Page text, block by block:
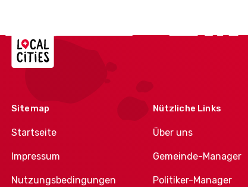
Localcities
Sitemap
Startseite
Impressum
Nutzungsbedingungen
Nützliche Links
Über uns
Gemeinde-Manager
Politiker-Manager